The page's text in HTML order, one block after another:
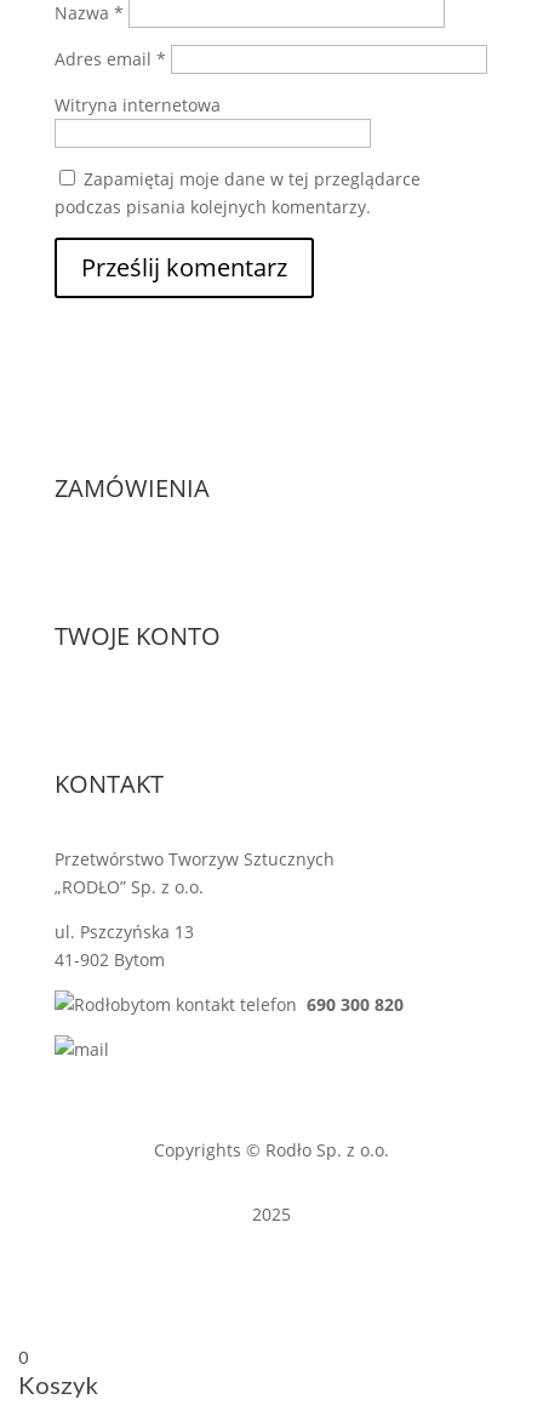
Nazwa *
Adres email *
Witryna internetowa
Zapamiętaj moje dane w tej przeglądarce
podczas pisania kolejnych komentarzy.
ZAMÓWIENIA
TWOJE KONTO
KONTAKT
Przetwórstwo Tworzyw Sztucznych
„RODŁO” Sp. z o.o.
ul. Pszczyńska 13
41-902 Bytom
690 300 820
Copyrights © Rodło Sp. z o.o.
2025
0
Koszyk